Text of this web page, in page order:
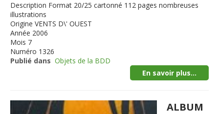
Description Format 20/25 cartonné 112 pages nombreuses
illustrations
Origine VENTS D\' OUEST
Année 2006
Mois 7
Numéro 1326
Publié dans Objets de la BDD
En savoir plus...
ALBUM